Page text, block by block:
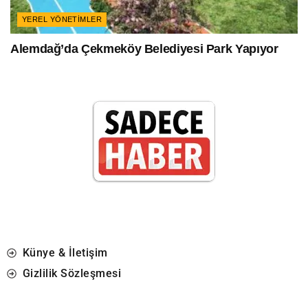
YEREL YÖNETIMLER
Alemdağ’da Çekmeköy Belediyesi Park Yapıyor
Künye & İletişim
Gizlilik Sözleşmesi